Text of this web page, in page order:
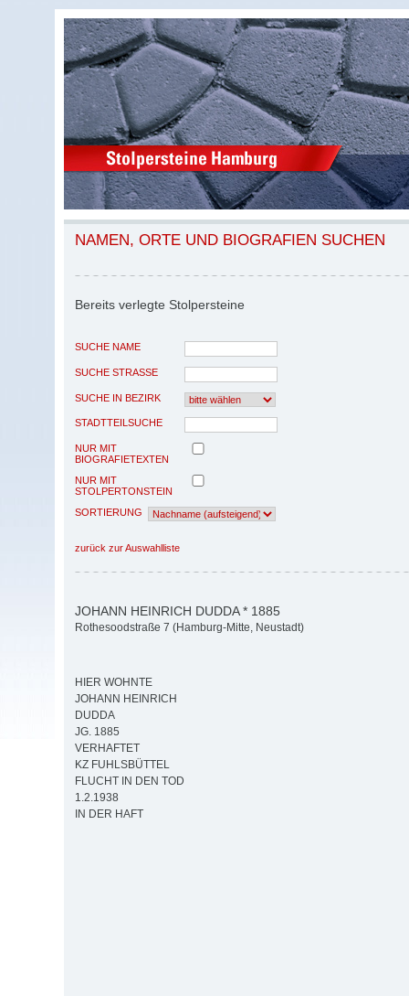
NAMEN, ORTE UND BIOGRAFIEN SUCHEN
Bereits verlegte Stolpersteine
SUCHE NAME
SUCHE STRASSE
SUCHE IN BEZIRK
STADTTEILSUCHE
NUR MIT
BIOGRAFIETEXTEN
NUR MIT
STOLPERTONSTEIN
SORTIERUNG
zurück zur Auswahlliste
JOHANN HEINRICH DUDDA * 1885
Rothesoodstraße 7 (Hamburg-Mitte, Neustadt)
HIER WOHNTE
JOHANN HEINRICH
DUDDA
JG. 1885
VERHAFTET
KZ FUHLSBÜTTEL
FLUCHT IN DEN TOD
1.2.1938
IN DER HAFT